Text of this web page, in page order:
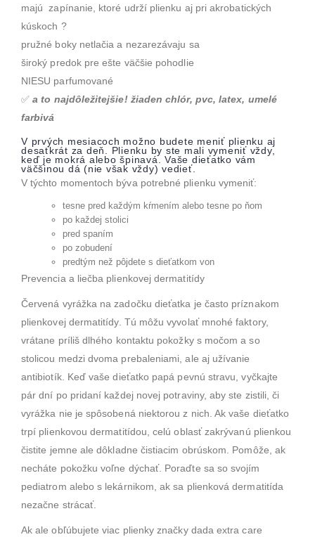
majú zapínanie, ktoré udrží plienku aj pri akrobatických
kúskoch ?
pružné boky netlačia a nezarezávaju sa
široký predok pre ešte väčšie pohodlie
NIESU parfumované
✅ a to najdôležitejšie! žiaden chlór, pvc, latex, umelé
farbivá
V prvých mesiacoch možno budete meniť plienku aj
desaťkrát za deň. Plienku by ste mali vymeniť vždy,
keď je mokrá alebo špinavá. Vaše dieťatko vám
väčšinou dá (nie však vždy) vedieť.
V týchto momentoch býva potrebné plienku vymeniť:
tesne pred každým kŕmením alebo tesne po ňom
po každej stolici
pred spaním
po zobudení
predtým než pôjdete s dieťatkom von
Prevencia a liečba plienkovej dermatitídy
Červená vyrážka na zadočku dieťatka je často príznakom
plienkovej dermatitídy. Tú môžu vyvolať mnohé faktory,
vrátane príliš dlhého kontaktu pokožky s močom a so
stolicou medzi dvoma prebaleniami, ale aj užívanie
antibiotík. Keď vaše dieťatko papá pevnú stravu, vyčkajte
pár dní po pridaní každej novej potraviny, aby ste zistili, či
vyrážka nie je spôsobená niektorou z nich. Ak vaše dieťatko
trpí plienkovou dermatitídou, celú oblasť zakrývanú plienkou
čistite jemne ale dôkladne čistiacim obrúskom. Pomôže, ak
necháte pokožku voľne dýchať. Poraďte sa so svojím
pediatrom alebo s lekárnikom, ak sa plienková dermatitída
nezačne strácať.
Ak ale obľúbujete viac plienky značky dada extra care